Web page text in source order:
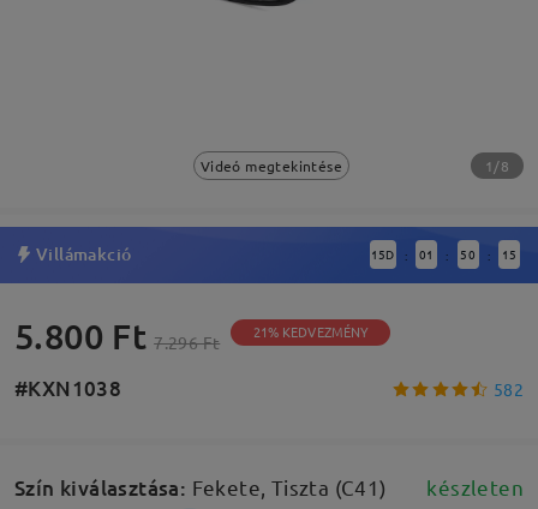
Videó megtekintése 1/8
Villámakció 15D : 01 : 50 : 14
5.800 Ft 7.296 Ft 21% KEDVEZMÉNY
#KXN1038 582
Szín kiválasztása: Fekete, Tiszta (C41) készleten